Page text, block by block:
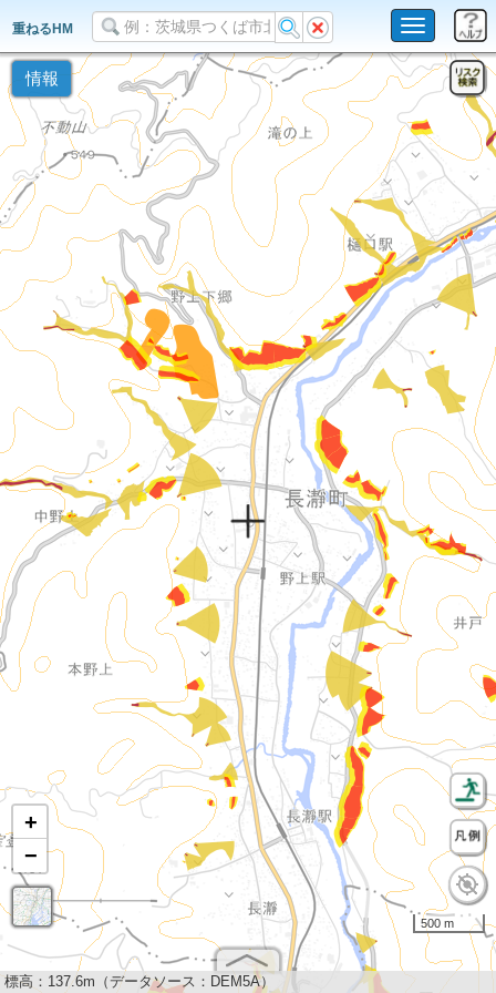
Toggle
navigation
重ねるHM
情報
+
−
500 m
標高： 137.6m（データソース：DEM5A）